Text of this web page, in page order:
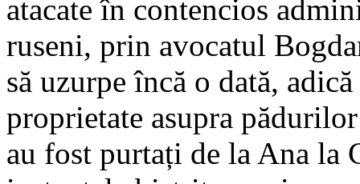
atacate în contencios
ruseni, prin avocatul
să uzurpe încă o dată,
proprietate asupra
au fost purtați de la Ana la